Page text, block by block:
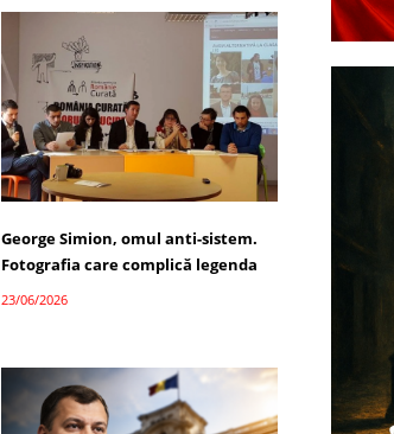
George Simion, omul anti-sistem.
Fotografia care complică legenda
23/06/2026